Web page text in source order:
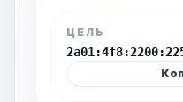
ЦЕЛЬ